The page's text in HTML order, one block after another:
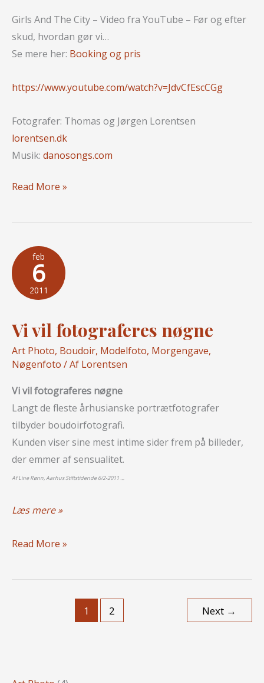
Girls And The City – Video fra YouTube – Før og efter
skud, hvordan gør vi…
Se mere her: Booking og pris
https://www.youtube.com/watch?v=JdvCfEscCGg
Fotografer: Thomas og Jørgen Lorentsen
lorentsen.dk
Musik: danosongs.com
YouTube
“Girls
The
City”
Read More »
feb
6
2011
Vi vil fotograferes nøgne
Art Photo, Boudoir, Modelfoto, Morgengave,
Nøgenfoto / Af Lorentsen
Vi vil fotograferes nøgne
Langt de fleste århusianske portræt­fotografer
tilbyder boudoirfotografi.
Kunden viser sine mest intime sider frem på billeder,
der emmer af sensualitet.
Af Line Rønn, Aarhus Stiftstidende 6/2-2011 …
Vi
fotograferes
Læs mere »
Vi
fotograferes
Read More »
1 2 Next →